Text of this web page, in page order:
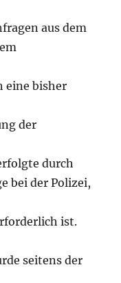
aus dem
eine bisher
der
durch
bei der Polizei,
ist.
seitens der